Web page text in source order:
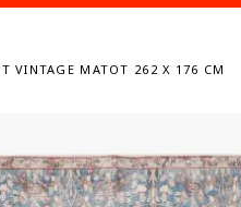
VINTAGE MATOT 262 X 176 CM